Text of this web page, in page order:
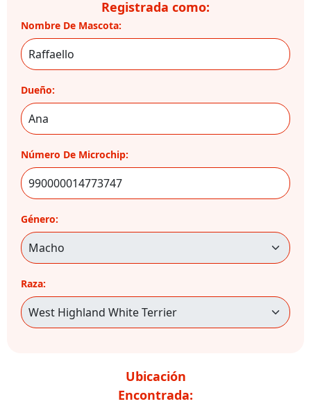
Registrada como:
Nombre De Mascota:
Dueño:
Número De Microchip:
Género:
Raza:
Ubicación
Encontrada: